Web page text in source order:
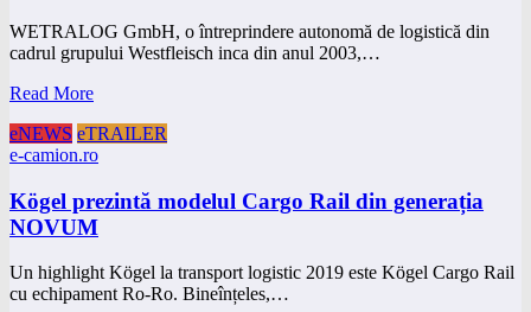
WETRALOG GmbH, o întreprindere autonomă de logistică din
cadrul grupului Westfleisch inca din anul 2003,…
Read More
eNEWS eTRAILER
e-camion.ro
Kögel prezintă modelul Cargo Rail din generația
NOVUM
Un highlight Kögel la transport logistic 2019 este Kögel Cargo Rail
cu echipament Ro-Ro. Bineînțeles,…